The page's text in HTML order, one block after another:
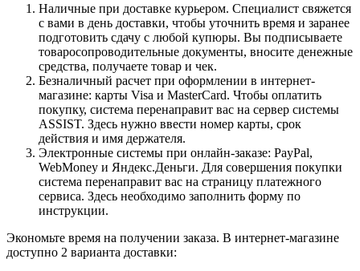
Наличные при доставке курьером. Специалист свяжется
с вами в день доставки, чтобы уточнить время и заранее
подготовить сдачу с любой купюры. Вы подписываете
товаросопроводительные документы, вносите денежные
средства, получаете товар и чек.
Безналичный расчет при оформлении в интернет-
магазине: карты Visa и MasterCard. Чтобы оплатить
покупку, система перенаправит вас на сервер системы
ASSIST. Здесь нужно ввести номер карты, срок
действия и имя держателя.
Электронные системы при онлайн-заказе: PayPal,
WebMoney и Яндекс.Деньги. Для совершения покупки
система перенаправит вас на страницу платежного
сервиса. Здесь необходимо заполнить форму по
инструкции.
Экономьте время на получении заказа. В интернет-магазине
доступно 2 варианта доставки: